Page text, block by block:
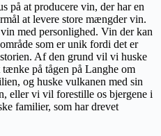
på at producere vin, der har en
at levere store mængder vin.
med personlighed. Vin der kan
som er unik fordi det er
Af den grund vil vi huske
på tågen på Langhe om
og huske vulkanen med sin
eller vi vil forestille os bjergene i
familier, som har drevet